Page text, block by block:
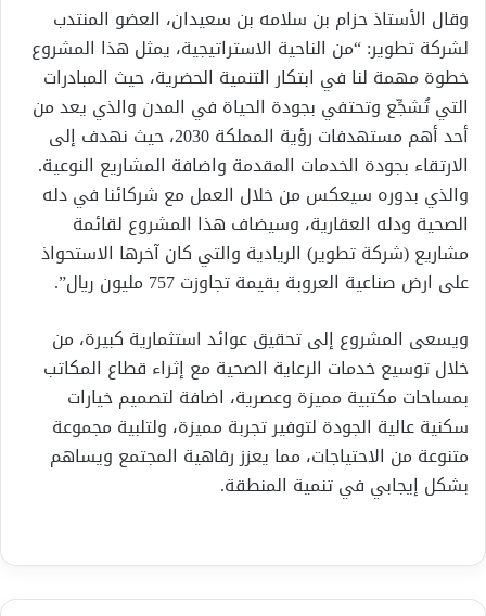
وقال الأستاذ حزام بن سلامه بن سعيدان، العضو المنتدب
لشركة تطوير: “من الناحية الاستراتيجية، يمثل هذا المشروع
خطوة مهمة لنا في ابتكار التنمية الحضرية، حيث المبادرات
التي تُشجِّع وتحتفي بجودة الحياة في المدن والذي يعد من
أحد أهم مستهدفات رؤية المملكة 2030، حيث نهدف إلى
الارتقاء بجودة الخدمات المقدمة واضافة المشاريع النوعية.
والذي بدوره سيعكس من خلال العمل مع شركائنا في دله
الصحية ودله العقارية، وسيضاف هذا المشروع لقائمة
مشاريع (شركة تطوير) الريادية والتي كان آخرها الاستحواذ
على ارض صناعية العروبة بقيمة تجاوزت 757 مليون ريال”.
ويسعى المشروع إلى تحقيق عوائد استثمارية كبيرة، من
خلال توسيع خدمات الرعاية الصحية مع إثراء قطاع المكاتب
بمساحات مكتبية مميزة وعصرية، اضافة لتصميم خيارات
سكنية عالية الجودة لتوفير تجربة مميزة، ولتلبية مجموعة
متنوعة من الاحتياجات، مما يعزز رفاهية المجتمع ويساهم
بشكل إيجابي في تنمية المنطقة.